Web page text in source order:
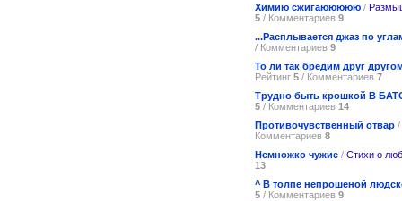
Химию сжигаююююю /
5 / Комментариев 9
...Расплывается джаз по
/ Комментариев 9
То ли так бредим друг
Рейтинг 5 / Комментариев 7
Трудно быть крошкой В
5 / Комментариев 14
Противочувственный отвар /
Комментариев 8
Немножко чужие / Стихи о
13
^ В толпе непрошеной
5 / Комментариев 9